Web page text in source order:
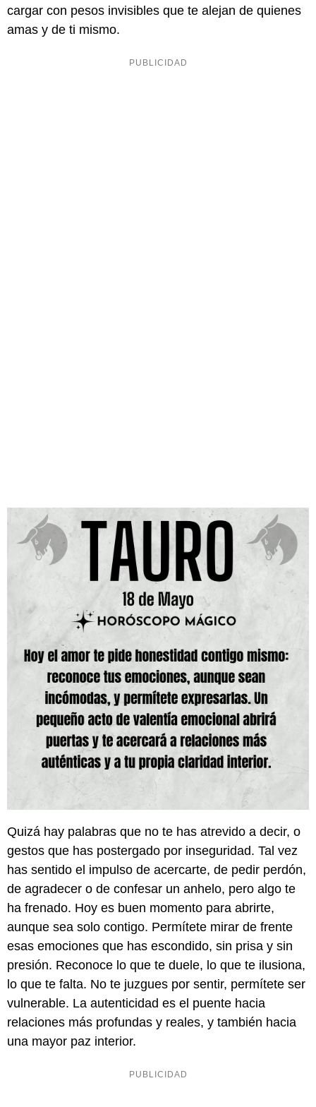
cargar con pesos invisibles que te alejan de quienes
amas y de ti mismo.
Quizá hay palabras que no te has atrevido a decir, o
gestos que has postergado por inseguridad. Tal vez
has sentido el impulso de acercarte, de pedir perdón,
de agradecer o de confesar un anhelo, pero algo te
ha frenado. Hoy es buen momento para abrirte,
aunque sea solo contigo. Permítete mirar de frente
esas emociones que has escondido, sin prisa y sin
presión. Reconoce lo que te duele, lo que te ilusiona,
lo que te falta. No te juzgues por sentir, permítete ser
vulnerable. La autenticidad es el puente hacia
relaciones más profundas y reales, y también hacia
una mayor paz interior.